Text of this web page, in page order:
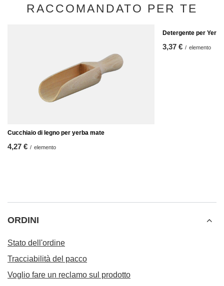
RACCOMANDATO PER TE
Cucchiaio di legno per yerba mate
4,27 € / elemento
Detergente per
3,37 € / elemento
ORDINI
Stato dell'ordine
Tracciabilità del pacco
Voglio fare un reclamo sul prodotto